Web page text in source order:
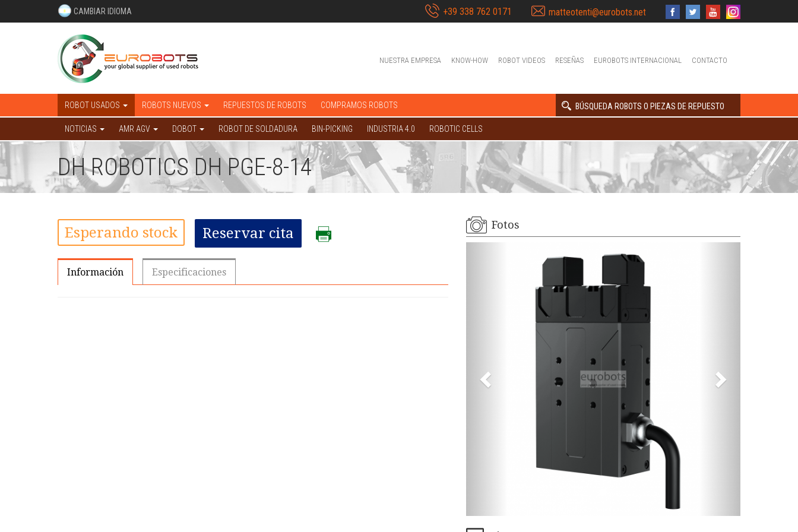
CAMBIAR IDIOMA +39 338 762 0171 matteotenti@eurobots.net
NUESTRA EMPRESA KNOW-HOW ROBOT VIDEOS RESEÑAS EUROBOTS INTERNACIONAL CONTACTO
ROBOT USADOS ROBOTS NUEVOS REPUESTOS DE ROBOTS COMPRAMOS ROBOTS BÚSQUEDA ROBOTS O PIEZAS DE REPUESTO
NOTICIAS AMR AGV DOBOT ROBOT DE SOLDADURA BIN-PICKING INDUSTRIA 4.0 ROBOTIC CELLS
DH ROBOTICS DH PGE-8-14
Esperando stock Reservar cita
Información Especificaciones
Fotos